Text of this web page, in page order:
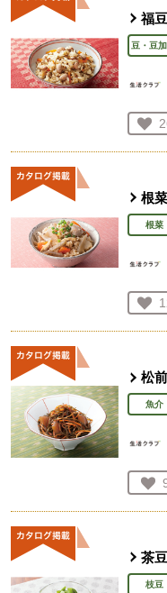
福
豆・豆
根
根菜
松
魚介
茶
枝豆